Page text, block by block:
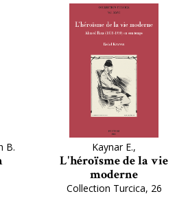
B. Kaynar E.,
L'héroïsme de la vie
moderne
Collection Turcica, 26